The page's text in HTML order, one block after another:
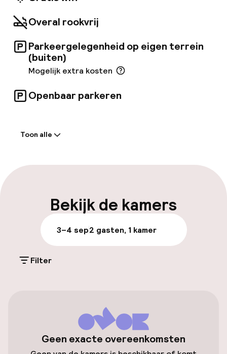
Airport Schiphol (AMS).
Overal rookvrij
Parkeergelegenheid op eigen terrein
(buiten)
Mogelijk extra kosten
Openbaar parkeren
Parkeergelegenheid op eigen terrein
(buiten)
Mogelijk extra kosten
Openbaar parkeren
Overal rolstoeltoegankelijk
Toon alle
Bekijk de kamers
3–4 sep2 gasten, 1 kamer
Filter
Geen exacte overeenkomsten